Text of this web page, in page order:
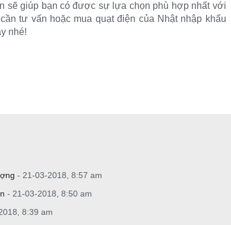
sẽ giúp bạn có được sự lựa chọn phù hợp nhất với
tư vấn hoặc mua quạt điện của Nhật nhập khẩu
nhé!
- 21-03-2018, 8:57 am
- 21-03-2018, 8:50 am
8:39 am